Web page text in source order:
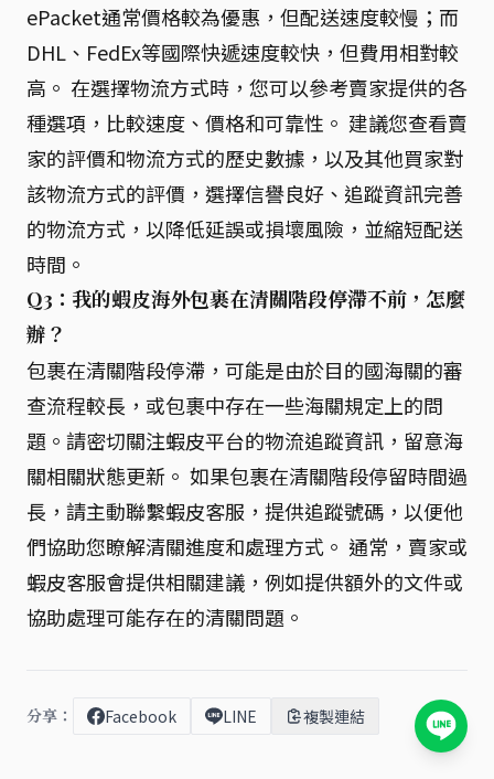
ePacket通常價格較為優惠，但配送速度較慢；而
DHL、FedEx等國際快遞速度較快，但費用相對較
高。 在選擇物流方式時，您可以參考賣家提供的各
種選項，比較速度、價格和可靠性。 建議您查看賣
家的評價和物流方式的歷史數據，以及其他買家對
該物流方式的評價，選擇信譽良好、追蹤資訊完善
的物流方式，以降低延誤或損壞風險，並縮短配送
時間。
Q3：我的蝦皮海外包裹在清關階段停滯不前，怎麼
辦？
包裹在清關階段停滯，可能是由於目的國海關的審
查流程較長，或包裹中存在一些海關規定上的問
題。請密切關注蝦皮平台的物流追蹤資訊，留意海
關相關狀態更新。 如果包裹在清關階段停留時間過
長，請主動聯繫蝦皮客服，提供追蹤號碼，以便他
們協助您瞭解清關進度和處理方式。 通常，賣家或
蝦皮客服會提供相關建議，例如提供額外的文件或
協助處理可能存在的清關問題。
分享： Facebook LINE 複製連結